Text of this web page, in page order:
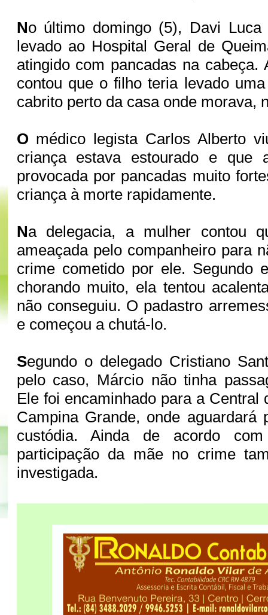
No último domingo (5), Davi
levado ao Hospital Geral de
atingido com pancadas na cabeça.
contou que o filho teria levado
cabrito perto da casa onde morava,
O médico legista Carlos Alberto
criança estava estourado e que
provocada por pancadas muito
criança à morte rapidamente.
Na delegacia, a mulher contou
ameaçada pelo companheiro para
crime cometido por ele. Segundo
chorando muito, ela tentou
não conseguiu. O padastro
e começou a chutá-lo.
Segundo o delegado Cristiano
pelo caso, Márcio não tinha
Ele foi encaminhado para a Central
Campina Grande, onde aguardará
custódia. Ainda de acordo
participação da mãe no crime
investigada.